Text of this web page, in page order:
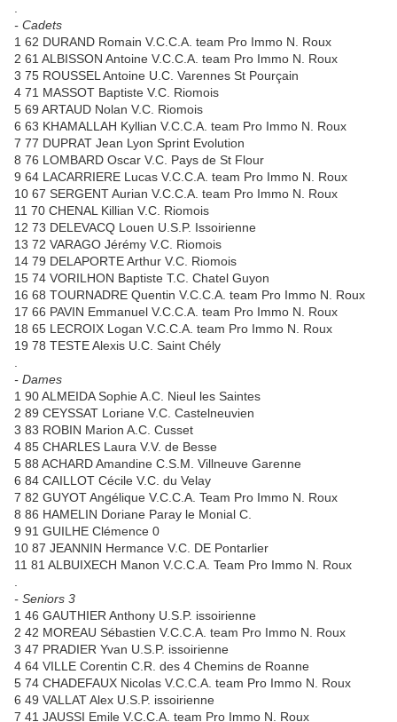
- Cadets
1 62 DURAND Romain V.C.C.A. team Pro Immo N. Roux
2 61 ALBISSON Antoine V.C.C.A. team Pro Immo N. Roux
3 75 ROUSSEL Antoine U.C. Varennes St Pourçain
4 71 MASSOT Baptiste V.C. Riomois
5 69 ARTAUD Nolan V.C. Riomois
6 63 KHAMALLAH Kyllian V.C.C.A. team Pro Immo N. Roux
7 77 DUPRAT Jean Lyon Sprint Evolution
8 76 LOMBARD Oscar V.C. Pays de St Flour
9 64 LACARRIERE Lucas V.C.C.A. team Pro Immo N. Roux
10 67 SERGENT Aurian V.C.C.A. team Pro Immo N. Roux
11 70 CHENAL Killian V.C. Riomois
12 73 DELEVACQ Louen U.S.P. Issoirienne
13 72 VARAGO Jérémy V.C. Riomois
14 79 DELAPORTE Arthur V.C. Riomois
15 74 VORILHON Baptiste T.C. Chatel Guyon
16 68 TOURNADRE Quentin V.C.C.A. team Pro Immo N. Roux
17 66 PAVIN Emmanuel V.C.C.A. team Pro Immo N. Roux
18 65 LECROIX Logan V.C.C.A. team Pro Immo N. Roux
19 78 TESTE Alexis U.C. Saint Chély
- Dames
1 90 ALMEIDA Sophie A.C. Nieul les Saintes
2 89 CEYSSAT Loriane V.C. Castelneuvien
3 83 ROBIN Marion A.C. Cusset
4 85 CHARLES Laura V.V. de Besse
5 88 ACHARD Amandine C.S.M. Villneuve Garenne
6 84 CAILLOT Cécile V.C. du Velay
7 82 GUYOT Angélique V.C.C.A. Team Pro Immo N. Roux
8 86 HAMELIN Doriane Paray le Monial C.
9 91 GUILHE Clémence 0
10 87 JEANNIN Hermance V.C. DE Pontarlier
11 81 ALBUIXECH Manon V.C.C.A. Team Pro Immo N. Roux
- Seniors 3
1 46 GAUTHIER Anthony U.S.P. issoirienne
2 42 MOREAU Sébastien V.C.C.A. team Pro Immo N. Roux
3 47 PRADIER Yvan U.S.P. issoirienne
4 64 VILLE Corentin C.R. des 4 Chemins de Roanne
5 74 CHADEFAUX Nicolas V.C.C.A. team Pro Immo N. Roux
6 49 VALLAT Alex U.S.P. issoirienne
7 41 JAUSSI Emile V.C.C.A. team Pro Immo N. Roux